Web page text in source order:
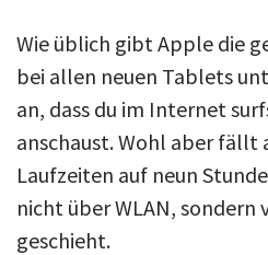
Wie üblich gibt Apple die
bei allen neuen Tablets
an, dass du im Internet
anschaust. Wohl aber fällt
Laufzeiten auf neun
nicht über WLAN, sondern
geschieht.